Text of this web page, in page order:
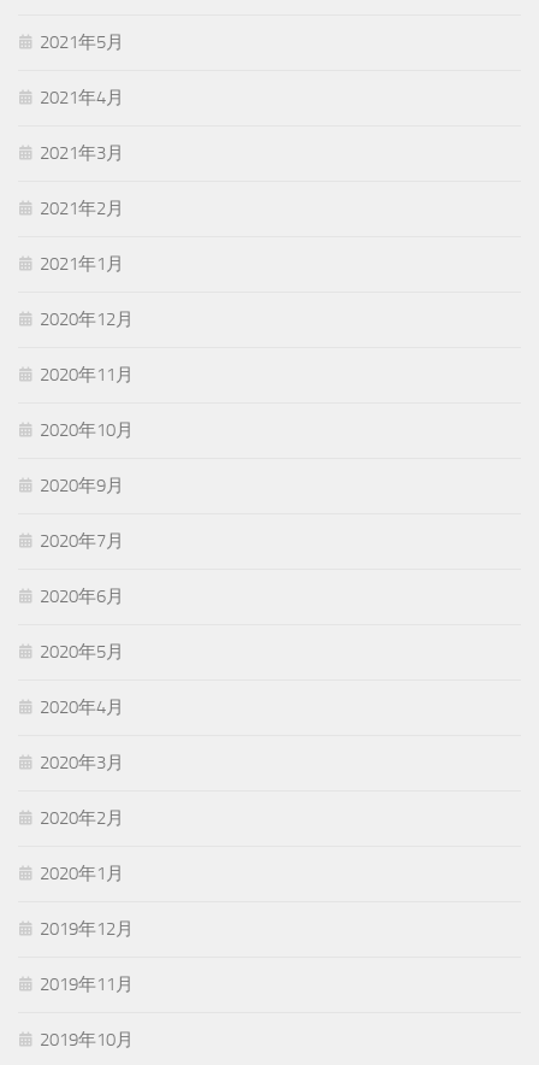
2021年5月
2021年4月
2021年3月
2021年2月
2021年1月
2020年12月
2020年11月
2020年10月
2020年9月
2020年7月
2020年6月
2020年5月
2020年4月
2020年3月
2020年2月
2020年1月
2019年12月
2019年11月
2019年10月